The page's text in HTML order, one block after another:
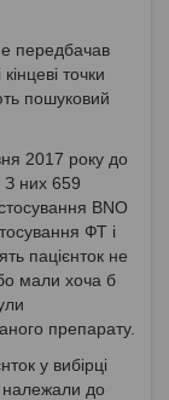
передбачав
точки
пошуковий
2017 року до
З них 659
ВNО
ФТ і
пацієнток не
мали хоча б
препарату.
у вибірці
належали до